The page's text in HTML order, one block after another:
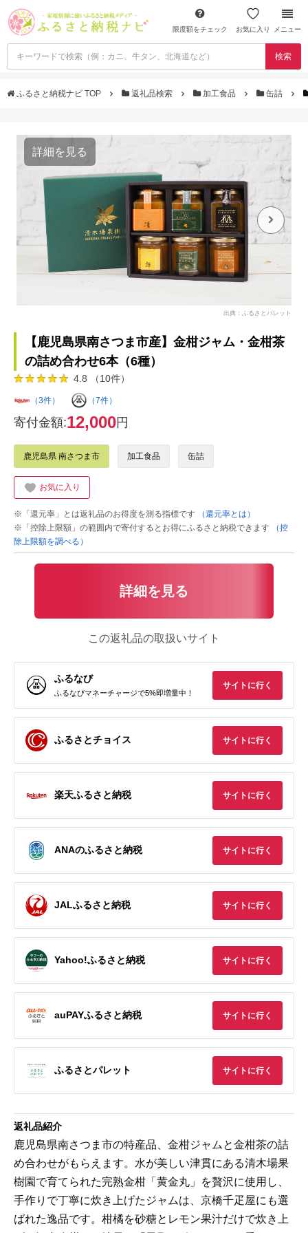
限度額をチェック お気に入り メニュー
検索
ふるさと納税ナビ TOP 返礼品検索 加工食品 缶詰
詳細を見る
出典：ふるさとパレット
【鹿児島県南さつま市産】金柑ジャム・金柑茶
の詰め合わせ6本（6種）
4.8 （10件）
（3件） （7件）
寄付金額:12,000円
鹿児島県 南さつま市 加工食品 缶詰
お気に入り
※「還元率」とは返礼品のお得度を測る指標です
（還元率とは）
※「控除上限額」の範囲内で寄付するとお得にふるさと納税できます
（控
除上限額を調べる）
詳細を見る
この返礼品の取扱いサイト
ふるなび
ふるなびマネーチャージで5%即増量中！
サイトに行く
ふるさとチョイス サイトに行く
楽天ふるさと納税 サイトに行く
ANAのふるさと納税 サイトに行く
JALふるさと納税 サイトに行く
Yahoo!ふるさと納税 サイトに行く
auPAYふるさと納税 サイトに行く
ふるさとパレット サイトに行く
返礼品紹介
鹿児島県南さつま市の特産品、金柑ジャムと金柑茶の詰
め合わせがもらえます。水が美しい津貫にある清木場果
樹園で育てられた完熟金柑「黄金丸」を贅沢に使用し、
手作りで丁寧に炊き上げたジャムは、京橋千疋屋にも選
ばれた逸品です。柑橘を砂糖とレモン果汁だけで炊き上